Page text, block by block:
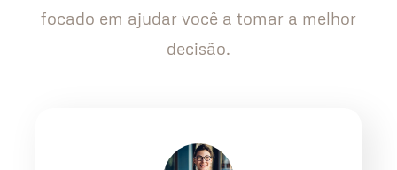
focado em ajudar você a tomar a melhor
decisão.